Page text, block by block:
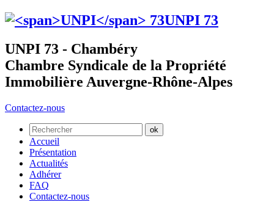
UNPI 73
UNPI 73 - Chambéry
Chambre Syndicale de la Propriété
Immobilière Auvergne-Rhône-Alpes
Contactez-nous
Accueil
Présentation
Actualités
Adhérer
FAQ
Contactez-nous